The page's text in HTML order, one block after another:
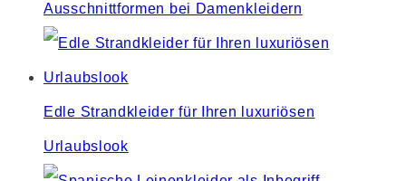
Ausschnittformen bei Damenkleidern
Edle Strandkleider für Ihren luxuriösen
Urlaubslook